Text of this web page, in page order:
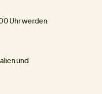
Uhr werden
und